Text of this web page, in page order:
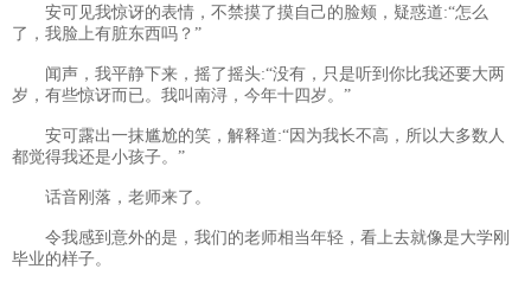
安可见我惊讶的表情，不禁摸了摸自己的脸颊，疑惑道:“怎么
了，我脸上有脏东西吗？”
闻声，我平静下来，摇了摇头:“没有，只是听到你比我还要大两
岁，有些惊讶而已。我叫南浔，今年十四岁。”
安可露出一抹尴尬的笑，解释道:“因为我长不高，所以大多数人
都觉得我还是小孩子。”
话音刚落，老师来了。
令我感到意外的是，我们的老师相当年轻，看上去就像是大学刚
毕业的样子。